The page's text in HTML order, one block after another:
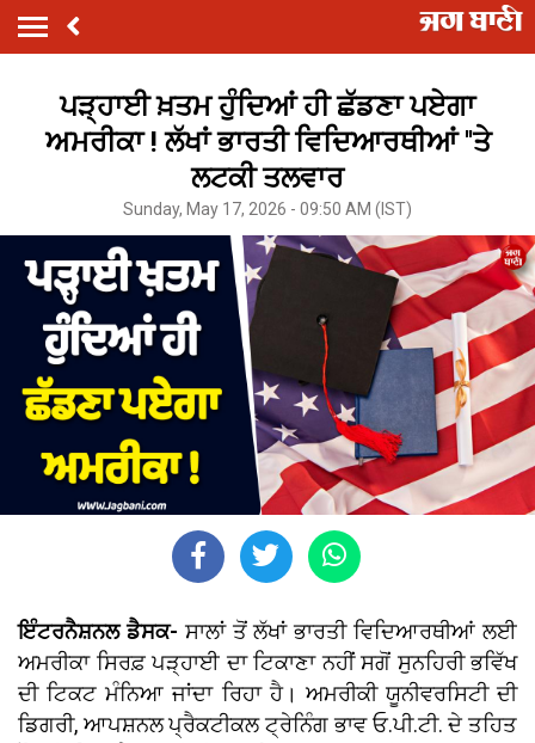
ਪੜ੍ਹਾਈ ਖ਼ਤਮ ਹੁੰਦਿਆਂ ਹੀ ਛੱਡਣਾ ਪਏਗਾ
ਅਮਰੀਕਾ ! ਲੱਖਾਂ ਭਾਰਤੀ ਵਿਦਿਆਰਥੀਆਂ ''ਤੇ
ਲਟਕੀ ਤਲਵਾਰ
Sunday, May 17, 2026 - 09:50 AM (IST)
ਇੰਟਰਨੈਸ਼ਨਲ ਡੈਸਕ- ਸਾਲਾਂ ਤੋਂ ਲੱਖਾਂ ਭਾਰਤੀ ਵਿਦਿਆਰਥੀਆਂ ਲਈ
ਅਮਰੀਕਾ ਸਿਰਫ਼ ਪੜ੍ਹਾਈ ਦਾ ਟਿਕਾਣਾ ਨਹੀਂ ਸਗੋਂ ਸੁਨਹਿਰੀ ਭਵਿੱਖ
ਦੀ ਟਿਕਟ ਮੰਨਿਆ ਜਾਂਦਾ ਰਿਹਾ ਹੈ। ਅਮਰੀਕੀ ਯੂਨੀਵਰਸਿਟੀ ਦੀ
ਡਿਗਰੀ, ਆਪਸ਼ਨਲ ਪ੍ਰੈਕਟੀਕਲ ਟ੍ਰੇਨਿੰਗ ਭਾਵ ਓ.ਪੀ.ਟੀ. ਦੇ ਤਹਿਤ